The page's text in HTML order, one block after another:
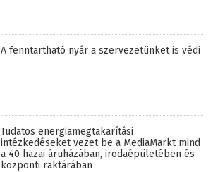
A fenntartható nyár a szervezetünket is védi
Tudatos energiamegtakarítási
intézkedéseket vezet be a MediaMarkt mind
a 40 hazai áruházában, irodaépületében és
központi raktárában